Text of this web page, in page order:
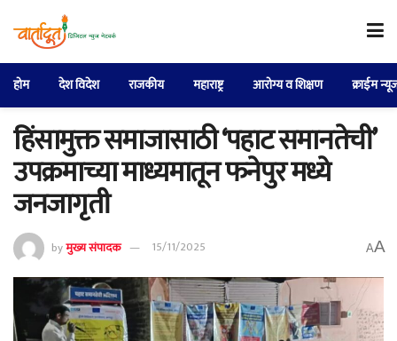
होम देश विदेश राजकीय महाराष्ट्र आरोग्य व शिक्षण क्राईम
हिंसामुक्त समाजासाठी ‘पहाट समानतेची’
उपक्रमाच्या माध्यमातून फनेपुर मध्ये
जनजागृती
byमुख्य संपादक 15/11/2025 AA